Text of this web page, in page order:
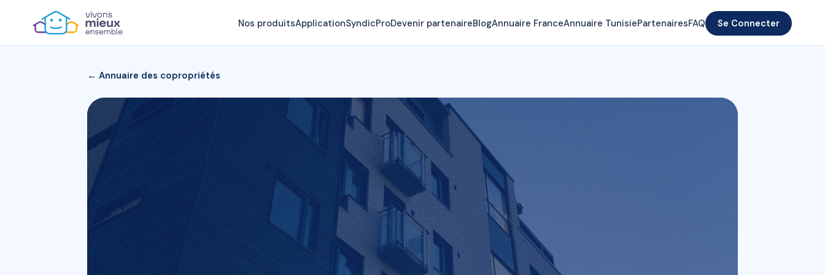
Nos produitsApplicationSyndicProDevenir partenaireBlogAnnuaire FranceAnnuaire TunisiePartenairesFAQ Se Connecter
← Annuaire des copropriétés